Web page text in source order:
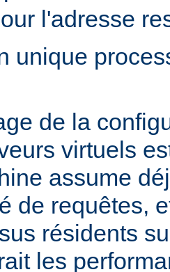
l'adresse
unique
de la
virtuels
assume
de requêtes,
résidents
les